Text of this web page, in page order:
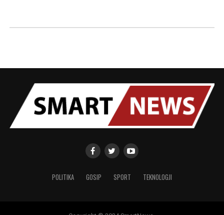
POLITIKA GOSIP SPORT TEKNOLOGJI